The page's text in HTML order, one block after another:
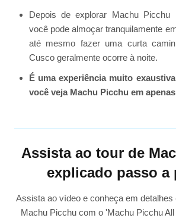
Depois de explorar Machu Picchu
você pode almoçar tranquilamente
até mesmo fazer uma curta
Cusco geralmente ocorre à noite.
É uma experiência muito
você veja Machu Picchu em
Assista ao tour de
explicado passo a
Assista ao vídeo e conheça em
Machu Picchu com o 'Machu Picchu